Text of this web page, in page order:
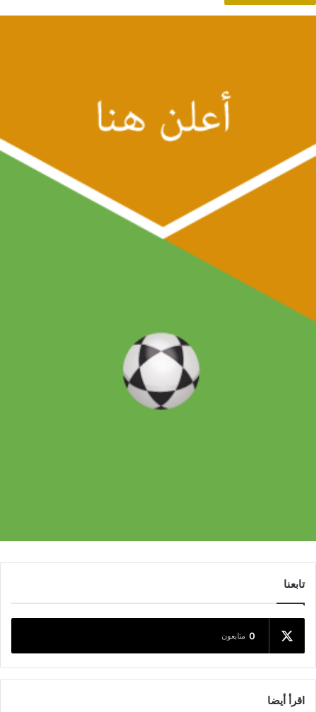
تابعنا
0 متابعون
اقرأ أيضا